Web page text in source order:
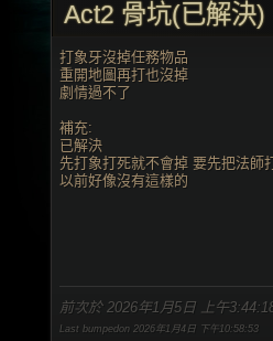
Act2 骨坑(已解決)
打象牙沒掉任務物品
重開地圖再打也沒掉
劇情過不了
補充:
已解決
先打象打死就不會掉 要先把法師
以前好像沒有這樣的
前次於 2026年1月5日 上午
Last bumpedon 2026年1月4日 下午10:58:53